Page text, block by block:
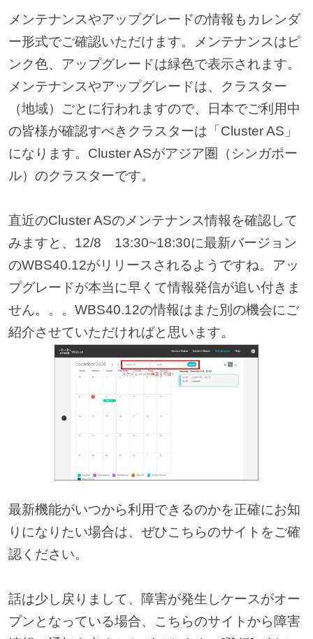
メンテナンスやアップグレードの情報もカレンダ
ー形式でご確認いただけます。メンテナンスはピ
ンク色、アップグレードは緑色で表示されます。
メンテナンスやアップグレードは、クラスター
（地域）ごとに行われますので、日本でご利用中
の皆様が確認すべきクラスターは「Cluster AS」
になります。Cluster ASがアジア圏（シンガポー
ル）のクラスターです。
直近のCluster ASのメンテナンス情報を確認して
みますと、12/8 13:30~18:30に最新バージョン
のWBS40.12がリリースされるようですね。アッ
プグレードが本当に早くて情報発信が追い付きま
せん。。。WBS40.12の情報はまた別の機会にご
紹介させていただければと思います。
最新機能がいつから利用できるのかを正確にお知
りになりたい場合は、ぜひこちらのサイトをご確
認ください。
話は少し戻りまして、障害が発生しケースがオー
プンとなっている場合、こちらのサイトから障害